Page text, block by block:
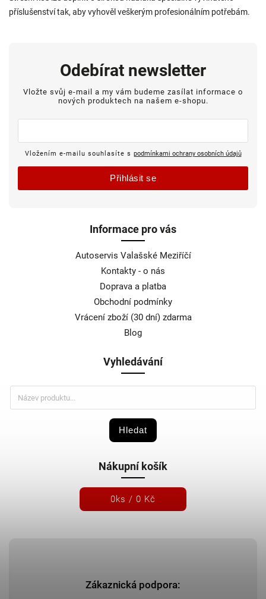
příslušenství tak, aby vyhověl veškerým profesionálním potřebám.
Zákaznická podpora:
Informace pro vás
Autoservis Valašské Meziříčí
Kontakty - o nás
Doprava a platba
Obchodní podmínky
Vrácení zboží (30 dní) zdarma
Blog
Vyhledávání
Hledat
Nákupní košík
0ks / 0 Kč
Odebírat newsletter
Vložte svůj e-mail a my vám budeme zasílat informace o
nových produktech na našem e-shopu.
Vložením e-mailu souhlasíte s podmínkami ochrany osobních údajů
Přihlásit se